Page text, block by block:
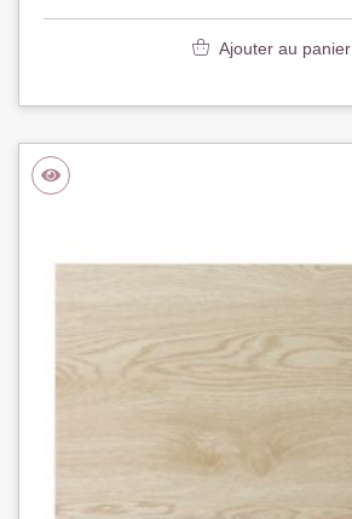
Ajouter au panier